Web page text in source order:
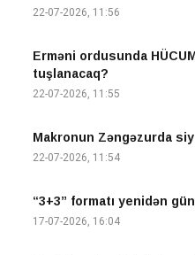
22-07-2026, 11:56
Erməni ordusunda
tuşlanacaq?
22-07-2026, 11:55
Makronun Zəngəzurda
22-07-2026, 11:54
“3+3” formatı yenidən
17-07-2026, 16:04